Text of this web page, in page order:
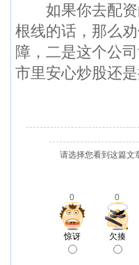
如果你去配资
根线的话，那么
障，二是这个公
市里安心炒股还是
请选择您看到这篇文
0 0
惊讶 欠揍